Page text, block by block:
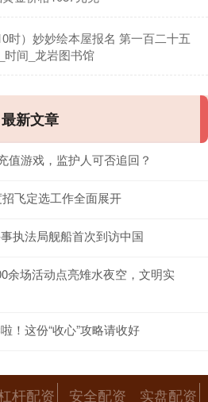
时）妙妙绘本屋报名 第一百二十五
时间_龙岩图书馆
最新文章
值游戏，监护人可否追回？
飞定选工作全面展开
执法局舰船首次到访中国
余场活动点亮雉水夜空，文明实
！这份“收心”攻略请收好
杆配资 安全配资 实盘配资